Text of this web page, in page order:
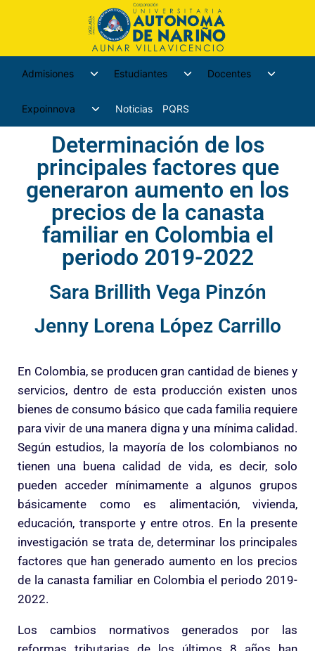
Admisiones Estudiantes Docentes
Expoinnova Noticias PQRS
Determinación de los
principales factores que
generaron aumento en los
precios de la canasta
familiar en Colombia el
periodo 2019-2022
Sara Brillith Vega Pinzón
Jenny Lorena López Carrillo
En Colombia, se producen gran cantidad de bienes y
servicios, dentro de esta producción existen unos
bienes de consumo básico que cada familia requiere
para vivir de una manera digna y una mínima calidad.
Según estudios, la mayoría de los colombianos no
tienen una buena calidad de vida, es decir, solo
pueden acceder mínimamente a algunos grupos
básicamente como es alimentación, vivienda,
educación, transporte y entre otros. En la presente
investigación se trata de, determinar los principales
factores que han generado aumento en los precios
de la canasta familiar en Colombia el periodo 2019-
2022.
Los cambios normativos generados por las